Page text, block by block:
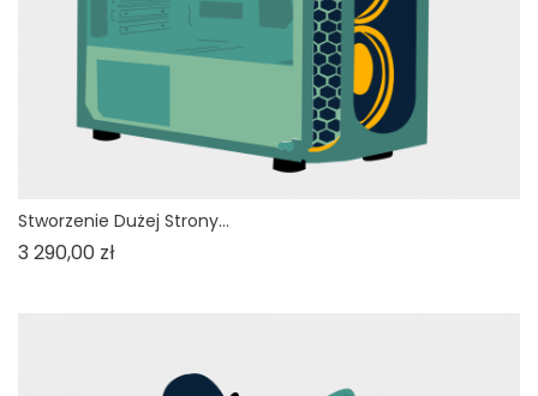
Stworzenie Dużej Strony...
3 290,00 złCena